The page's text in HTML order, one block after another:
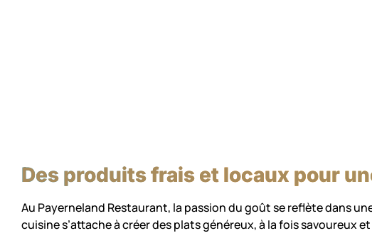
Des produits frais et locaux pour
Au Payerneland Restaurant, la passion du goût se reflète dans
cuisine s’attache à créer des plats généreux, à la fois savoureux